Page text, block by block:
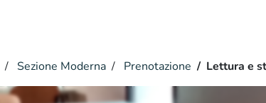
Sezione Moderna Prenotazione Lettura e